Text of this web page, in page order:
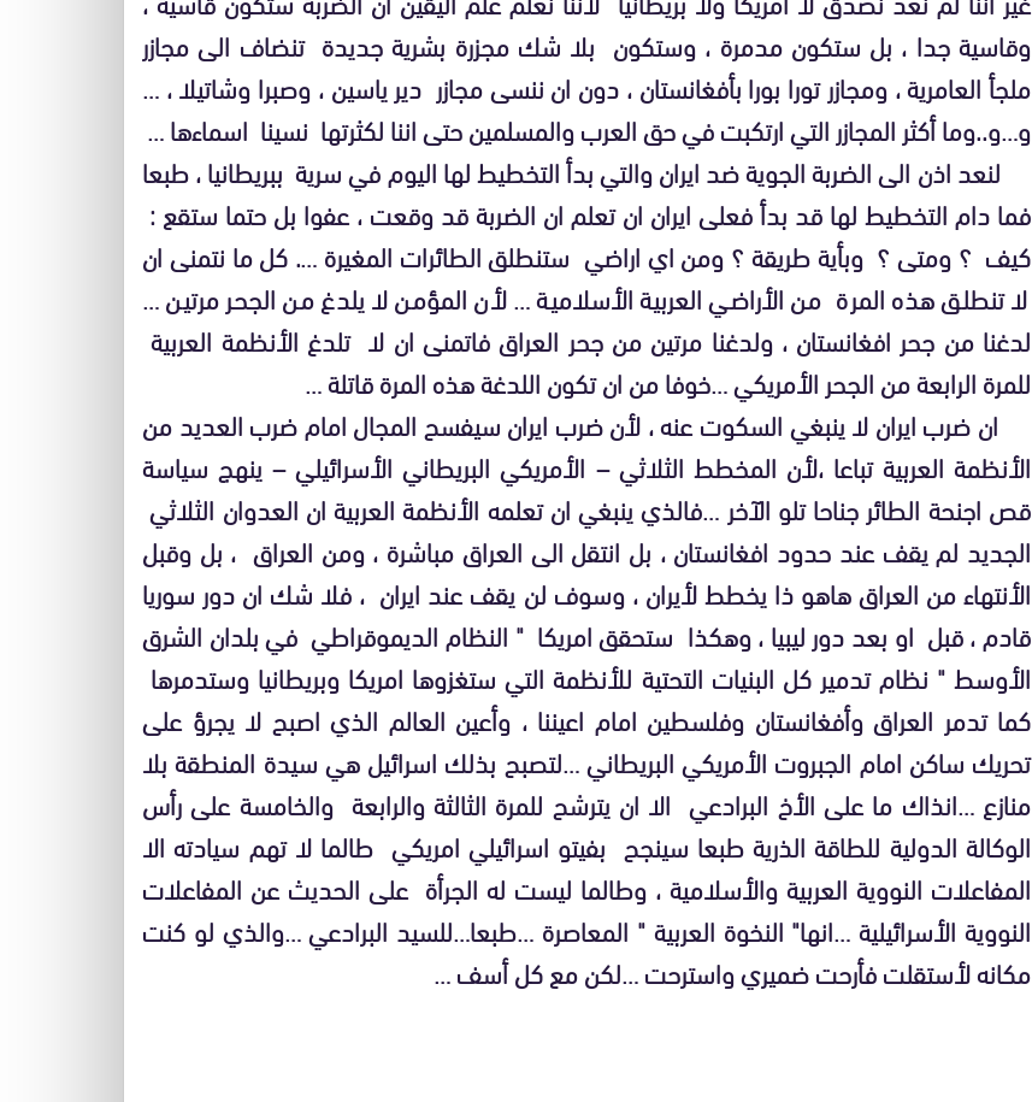
وقاسية جدا ، بل ستكون مدمرة ، وستكون بلا شك مجزرة بشرية جديدة تنضاف الى مجازر
ملجأ العامرية ، ومجازر تورا بورا بأفغانستان ، دون ان ننسى مجازر دير ياسين ، وصبرا وشاتيلا ، …
و…و..وما أكثر المجازر التي ارتكبت في حق العرب والمسلمين حتى اننا لكثرتها نسينا اسماءها …
لنعد اذن الى الضربة الجوية ضد ايران والتي بدأ التخطيط لها اليوم في سرية ببريطانيا ، طبعا
فما دام التخطيط لها قد بدأ فعلى ايران ان تعلم ان الضربة قد وقعت ، عفوا بل حتما ستقع :
كيف ؟ ومتى ؟ وبأية طريقة ؟ ومن اي اراضي ستنطلق الطائرات المغيرة …. كل ما نتمنى ان
لا تنطلق هذه المرة من الأراضي العربية الأسلامية … لأن المؤمن لا يلدغ من الجحر مرتين …
لدغنا من جحر افغانستان ، ولدغنا مرتين من جحر العراق فاتمنى ان لا تلدغ الأنظمة العربية
للمرة الرابعة من الجحر الأمريكي …خوفا من ان تكون اللدغة هذه المرة قاتلة …
ان ضرب ايران لا ينبغي السكوت عنه ، لأن ضرب ايران سيفسح المجال امام ضرب العديد من
الأنظمة العربية تباعا ،لأن المخطط الثلاثي – الأمريكي البريطاني الأسرائيلي – ينهج سياسة
قص اجنحة الطائر جناحا تلو الآخر …فالذي ينبغي ان تعلمه الأنظمة العربية ان العدوان الثلاثي
الجديد لم يقف عند حدود افغانستان ، بل انتقل الى العراق مباشرة ، ومن العراق ، بل وقبل
الأنتهاء من العراق هاهو ذا يخطط لأيران ، وسوف لن يقف عند ايران ، فلا شك ان دور سوريا
قادم ، قبل او بعد دور ليبيا ، وهكذا ستحقق امريكا " النظام الديموقراطي في بلدان الشرق
الأوسط " نظام تدمير كل البنيات التحتية للأنظمة التي ستغزوها امريكا وبريطانيا وستدمرها
كما تدمر العراق وأفغانستان وفلسطين امام اعيننا ، وأعين العالم الذي اصبح لا يجرؤ على
تحريك ساكن امام الجبروت الأمريكي البريطاني …لتصبح بذلك اسرائيل هي سيدة المنطقة بلا
منازع …انذاك ما على الأخ البرادعي الا ان يترشح للمرة الثالثة والرابعة والخامسة على رأس
الوكالة الدولية للطاقة الذرية طبعا سينجح بفيتو اسرائيلي امريكي طالما لا تهم سيادته الا
المفاعلات النووية العربية والأسلامية ، وطالما ليست له الجرأة على الحديث عن المفاعلات
النووية الأسرائيلية …انها" النخوة العربية " المعاصرة …طبعا…للسيد البرادعي …والذي لو كنت
مكانه لأستقلت فأرحت ضميري واسترحت …لكن مع كل أسف …